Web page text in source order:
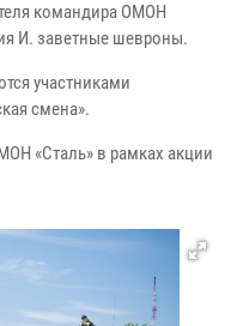
командира ОМОН
И. заветные шевроны.
участниками
смена».
«Сталь» в рамках акции